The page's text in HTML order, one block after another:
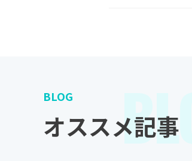
BLOG
オススメ記事